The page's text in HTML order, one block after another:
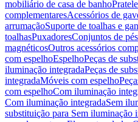
mobiliário de casa de banho
complementaresAcessórios de
arrumaçãoSuporte de toalhas e
toalhasPuxadoresConjuntos de
magnéticosOutros acessórios
com espelhoEspelhoPeças de
iluminação integradaPeças de
integradaMóveis com espelho
com espelhoCom iluminação
Com iluminação integradaSem
substituição para Sem iluminação